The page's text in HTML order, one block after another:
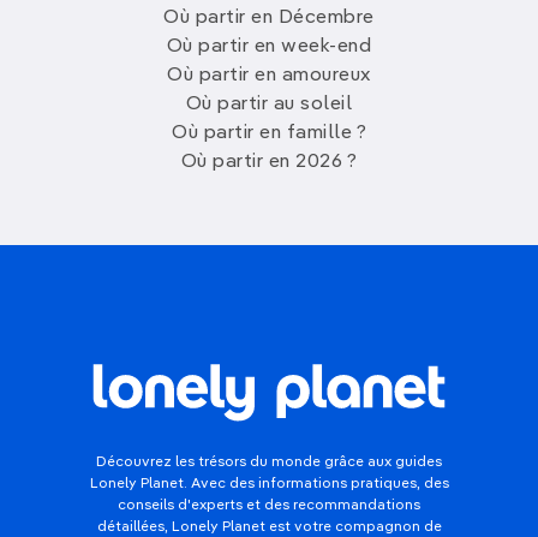
Où partir en Décembre
Où partir en week-end
Où partir en amoureux
Où partir au soleil
Où partir en famille ?
Où partir en 2026 ?
Découvrez les trésors du monde grâce aux guides
Lonely Planet. Avec des informations pratiques, des
conseils d'experts et des recommandations
détaillées, Lonely Planet est votre compagnon de